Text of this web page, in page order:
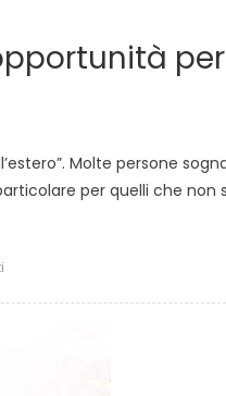
Molte persone
per quelli che non